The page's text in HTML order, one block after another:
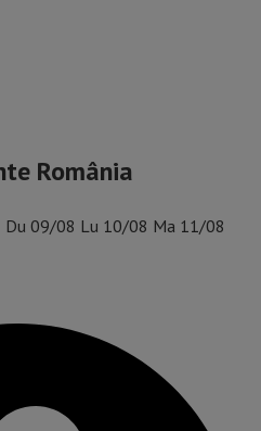
România
Du 09/08 Lu 10/08 Ma 11/08